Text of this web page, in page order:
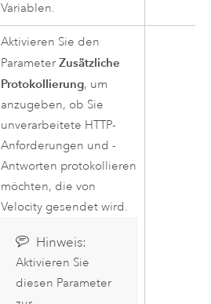
Variablen.
Aktivieren Sie den
ParameterZusätzliche
Protokollierung, um
anzugeben, ob Sie
unverarbeitete HTTP-
Anforderungen und -
Antworten protokollieren
möchten, die von
Velocity gesendet wird.
Hinweis:
Aktivieren Sie
diesen Parameter